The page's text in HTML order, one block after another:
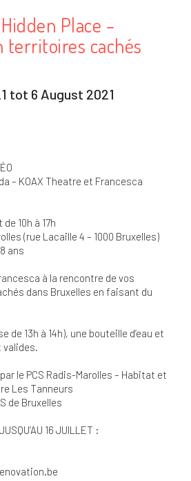
Place –
territoires cachés
tot 6 August 2021
– KOAX Theatre et Francesca
de 10h à 17h
(rue Lacaille 4 – 1000 Bruxelles)
ans
à la rencontre de vos
dans Bruxelles en faisant du
de 13h à 14h), une bouteille d’eau et
le PCS Radis-Marolles – Habitat et
Les Tanneurs
de Bruxelles
16 JUILLET :